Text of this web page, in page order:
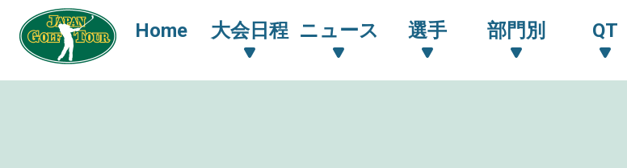
Home 大会日程 ニュース 選手 部門別 QT